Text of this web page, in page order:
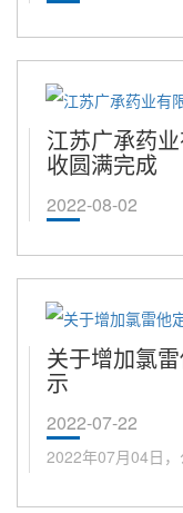
江苏广承药
收圆满完成
2022-08-02
关于增加氯
示
2022-07-22
2022年07月04日